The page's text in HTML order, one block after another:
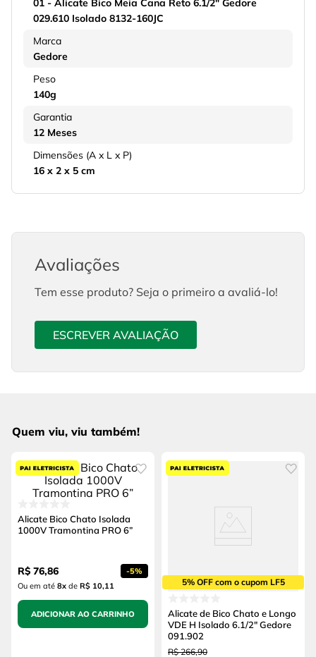
01 - Alicate Bico Meia Cana Reto 6.1/2" Gedore
029.610 Isolado 8132-160JC
Marca
Gedore
Peso
140g
Garantia
12 Meses
Dimensões (A x L x P)
16 x 2 x 5 cm
Avaliações
Tem esse produto? Seja o primeiro a avaliá-lo!
ESCREVER AVALIAÇÃO
Quem viu, viu também!
Alicate Bico Chato Isolada
1000V Tramontina PRO 6”
R$ 76,86 -5%
Ou em até 8x de R$ 10,11
ADICIONAR AO CARRINHO
5% OFF com o cupom LF5
Alicate de Bico Chato e Longo
VDE H Isolado 6.1/2" Gedore
091.902
R$ 266,90